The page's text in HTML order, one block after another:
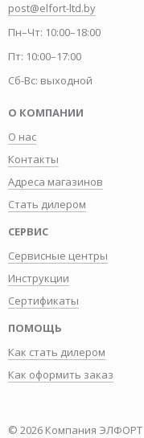
post@elfort-ltd.by
Пн–Чт: 10:00–18:00
Пт: 10:00–17:00
Сб-Вс: выходной
О КОМПАНИИ
О нас
Контакты
Адреса магазинов
Стать дилером
СЕРВИС
Сервисные центры
Инструкции
Сертификаты
ПОМОЩЬ
Как стать дилером
Как оформить заказ
© 2026 Компания ЭЛФОРТ